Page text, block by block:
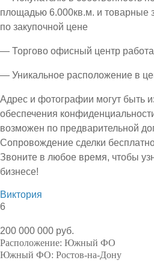
площадью 6.000кв.м. и товарные
по закупочной цене
— Торгово офисный центр
— Уникальное расположение в
Адрес и фотографии могут быть
обеспечения
возможен по предварительной
Сопровождение сделки
Звоните в любое время, чтобы
бизнесе!
Виктория
6
200 000 000 руб.
Расположение: Южный ФО
Южный ФО: Ростов-на-Дону